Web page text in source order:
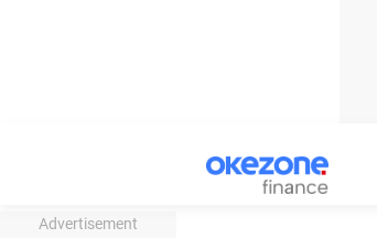
Advertisement